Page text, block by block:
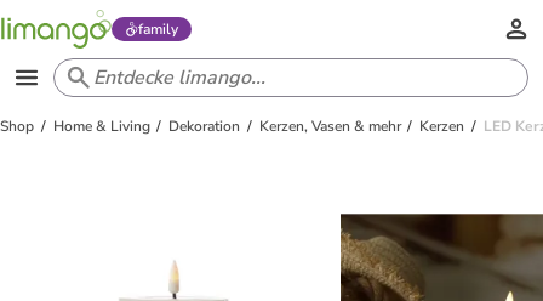
family
Shop Home & Living Dekoration Kerzen, Vasen & mehr Kerzen LED